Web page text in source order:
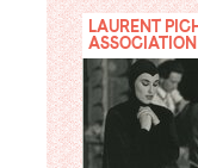
LAURENT